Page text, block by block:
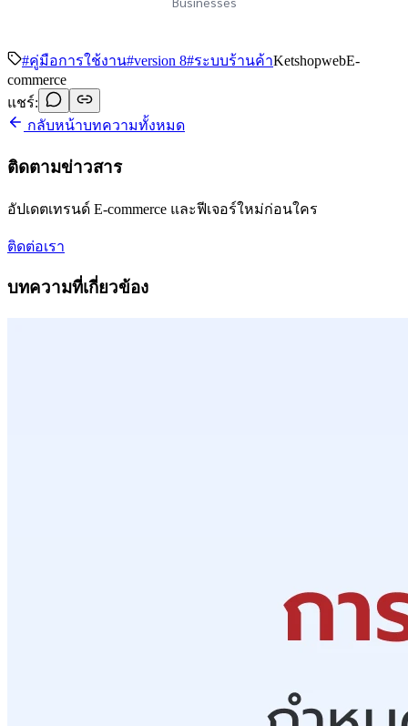
#คู่มือการใช้งาน#version 8#ระบบร้านค้าKetshopwebE-
commerce
แชร์:
กลับหน้าบทความทั้งหมด
ติดตามข่าวสาร
อัปเดตเทรนด์ E-commerce และฟีเจอร์ใหม่ก่อนใคร
ติดต่อเรา
บทความที่เกี่ยวข้อง